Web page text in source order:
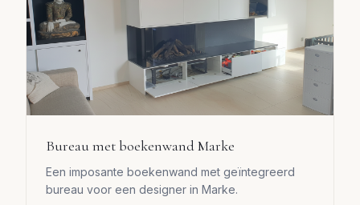
Bureau met boekenwand Marke
Een imposante boekenwand met geïntegreerd
bureau voor een designer in Marke.